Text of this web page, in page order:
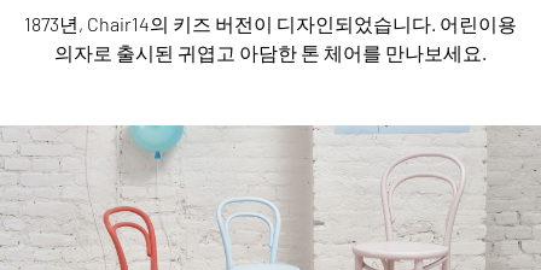
1873년, Chair14의 키즈 버전이 디자인되었습니다. 어린이용
의자로 출시된 귀엽고 아담한 톤 체어를 만나보세요.